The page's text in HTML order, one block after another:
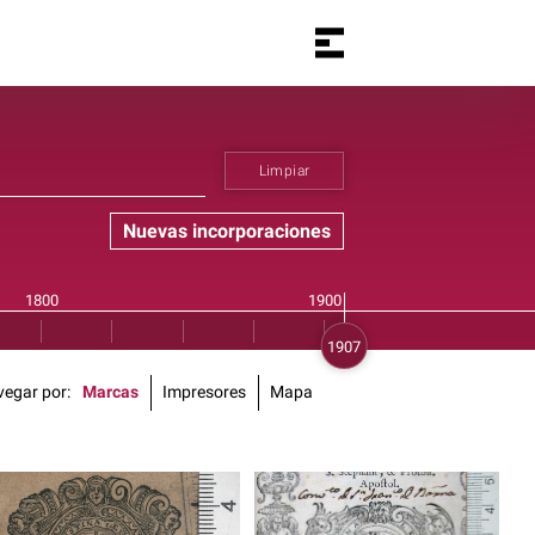
Limpiar
Nuevas incorporaciones
por Marcas Impresores Mapa